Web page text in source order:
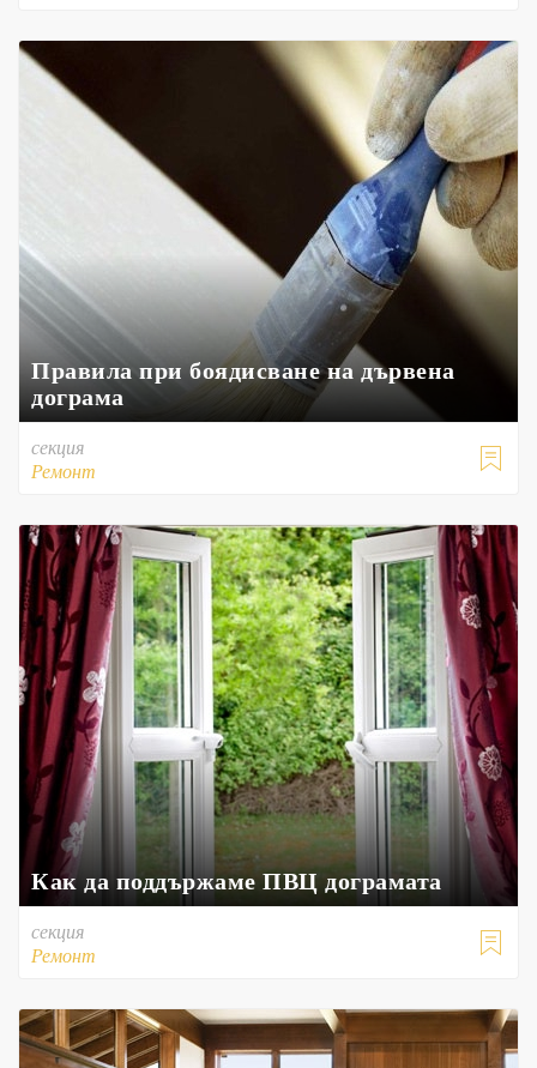
Правила при боядисване на дървена
дограма

секция
Ремонт
Как да поддържаме ПВЦ дограмата

секция
Ремонт